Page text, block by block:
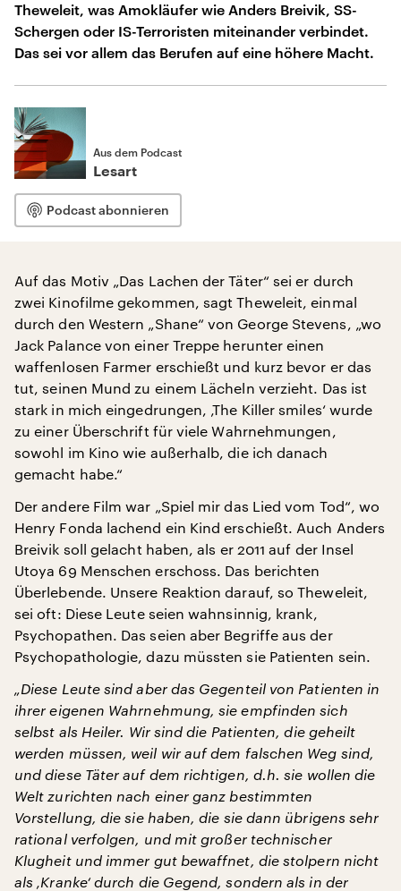
Theweleit, was Amokläufer wie Anders Breivik, SS-
Schergen oder IS-Terroristen miteinander verbindet.
Das sei vor allem das Berufen auf eine höhere Macht.
Aus dem Podcast
Lesart
Podcast abonnieren
Auf das Motiv „Das Lachen der Täter“ sei er durch
zwei Kinofilme gekommen, sagt Theweleit, einmal
durch den Western „Shane“ von George Stevens, „wo
Jack Palance von einer Treppe herunter einen
waffenlosen Farmer erschießt und kurz bevor er das
tut, seinen Mund zu einem Lächeln verzieht. Das ist
stark in mich eingedrungen, ‚The Killer smiles‘ wurde
zu einer Überschrift für viele Wahrnehmungen,
sowohl im Kino wie außerhalb, die ich danach
gemacht habe.“
Der andere Film war „Spiel mir das Lied vom Tod“, wo
Henry Fonda lachend ein Kind erschießt. Auch Anders
Breivik soll gelacht haben, als er 2011 auf der Insel
Utoya 69 Menschen erschoss. Das berichten
Überlebende. Unsere Reaktion darauf, so Theweleit,
sei oft: Diese Leute seien wahnsinnig, krank,
Psychopathen. Das seien aber Begriffe aus der
Psychopathologie, dazu müssten sie Patienten sein.
„Diese Leute sind aber das Gegenteil von Patienten in
ihrer eigenen Wahrnehmung, sie empfinden sich
selbst als Heiler. Wir sind die Patienten, die geheilt
werden müssen, weil wir auf dem falschen Weg sind,
und diese Täter auf dem richtigen, d.h. sie wollen die
Welt zurichten nach einer ganz bestimmten
Vorstellung, die sie haben, die sie dann übrigens sehr
rational verfolgen, und mit großer technischer
Klugheit und immer gut bewaffnet, die stolpern nicht
als ‚Kranke‘ durch die Gegend, sondern als in der